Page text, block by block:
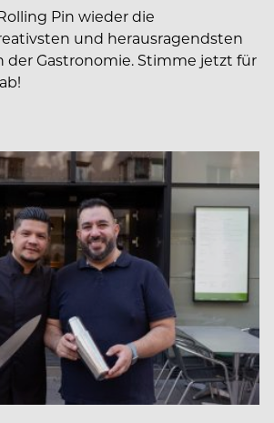
Pin wieder die
und herausragendsten
der Gastronomie. Stimme jetzt für